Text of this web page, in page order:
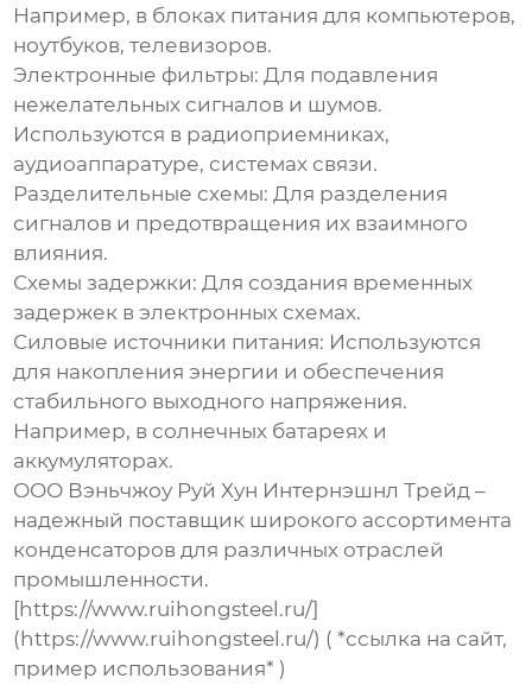
Например, в блоках питания для компьютеров,
ноутбуков, телевизоров.
Электронные фильтры: Для подавления
нежелательных сигналов и шумов.
Используются в радиоприемниках,
аудиоаппаратуре, системах связи.
Разделительные схемы: Для разделения
сигналов и предотвращения их взаимного
влияния.
Схемы задержки: Для создания временных
задержек в электронных схемах.
Силовые источники питания: Используются
для накопления энергии и обеспечения
стабильного выходного напряжения.
Например, в солнечных батареях и
аккумуляторах.
ООО Вэньчжоу Руй Хун Интернэшнл Трейд –
надежный поставщик широкого ассортимента
конденсаторов для различных отраслей
промышленности.
[https://www.ruihongsteel.ru/]
(https://www.ruihongsteel.ru/) ( *ссылка на сайт,
пример использования* )